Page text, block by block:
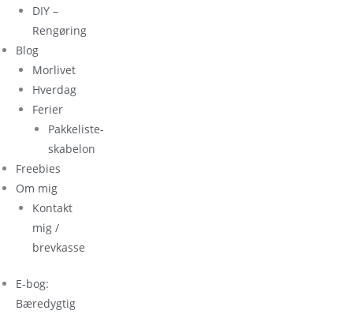
DIY –
Rengøring
Blog
Morlivet
Hverdag
Ferier
Pakkeliste-
skabelon
Freebies
Om mig
Kontakt
mig /
brevkasse
E-bog:
Bæredygtig